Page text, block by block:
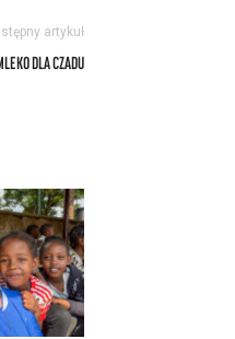
artykuł
DLA CZADU